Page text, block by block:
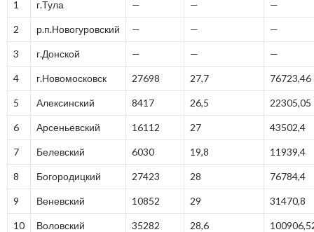
1 г.Тула — — —
2 р.п.Новогуровский — — —
3 г.Донской — — —
4 г.Новомосковск 27698 27,7 76723,46
5 Алексинский 8417 26,5 22305,05
6 Арсеньевский 16112 27 43502,4
7 Белевский 6030 19,8 11939,4
8 Богородицкий 27423 28 76784,4
9 Веневский 10852 29 31470,8
10 Воловский 35282 28,6